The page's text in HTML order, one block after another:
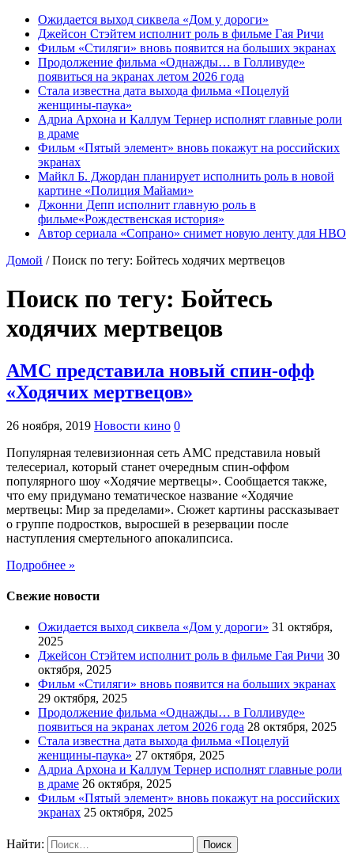
Ожидается выход сиквела «Дом у дороги»
Джейсон Стэйтем исполнит роль в фильме Гая Ричи
Фильм «Стиляги» вновь появится на больших экранах
Продолжение фильма «Однажды… в Голливуде»
появиться на экранах летом 2026 года
Стала известна дата выхода фильма «Поцелуй
женщины-паука»
Адриа Архона и Каллум Тернер исполнят главные роли
в драме
Фильм «Пятый элемент» вновь покажут на российских
экранах
Майкл Б. Джордан планирует исполнить роль в новой
картине «Полиция Майами»
Джонни Депп исполнит главную роль в
фильме«Рождественская история»
Автор сериала «Сопрано» снимет новую ленту для HBO
Домой / Поиск по тегу: Бойтесь ходячих мертвецов
Поиск по тегу: Бойтесь
ходячих мертвецов
AMС представила новый спин-офф
«Ходячих мертвецов»
26 ноября, 2019 Новости кино 0
Популярная телевизионная сеть AMC представила новый
телесериал, который станет очередным спин-оффом
популярного шоу «Ходячие мертвецы». Сообщается также,
что ему придумано тематическое название «Ходячие
мертвецы: Мир за пределами». Сюжет картины рассказывает
о группе подростков, выросшей в резервации после
наступления смертельного апокалипсиса.
Подробнее »
Свежие новости
Ожидается выход сиквела «Дом у дороги» 31 октября,
2025
Джейсон Стэйтем исполнит роль в фильме Гая Ричи 30
октября, 2025
Фильм «Стиляги» вновь появится на больших экранах
29 октября, 2025
Продолжение фильма «Однажды… в Голливуде»
появиться на экранах летом 2026 года 28 октября, 2025
Стала известна дата выхода фильма «Поцелуй
женщины-паука» 27 октября, 2025
Адриа Архона и Каллум Тернер исполнят главные роли
в драме 26 октября, 2025
Фильм «Пятый элемент» вновь покажут на российских
экранах 25 октября, 2025
Найти: